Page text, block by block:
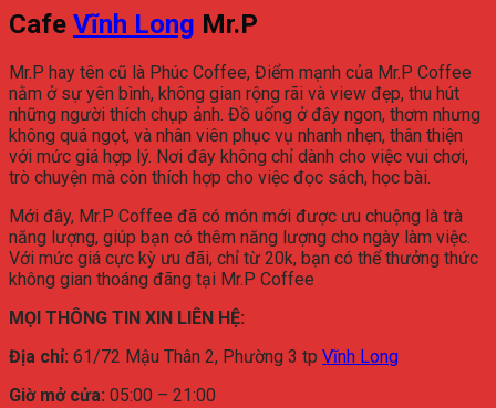
Cafe Vĩnh Long Mr.P
Mr.P hay tên cũ là Phúc Coffee, Điểm mạnh của Mr.P Coffee
nằm ở sự yên bình, không gian rộng rãi và view đẹp, thu hút
những người thích chụp ảnh. Đồ uống ở đây ngon, thơm nhưng
không quá ngọt, và nhân viên phục vụ nhanh nhẹn, thân thiện
với mức giá hợp lý. Nơi đây không chỉ dành cho việc vui chơi,
trò chuyện mà còn thích hợp cho việc đọc sách, học bài.
Mới đây, Mr.P Coffee đã có món mới được ưu chuộng là trà
năng lượng, giúp bạn có thêm năng lượng cho ngày làm việc.
Với mức giá cực kỳ ưu đãi, chỉ từ 20k, bạn có thể thưởng thức
không gian thoáng đãng tại Mr.P Coffee
MỌI THÔNG TIN XIN LIÊN HỆ:
Địa chỉ: 61/72 Mậu Thân 2, Phường 3 tp Vĩnh Long
Giờ mở cửa: 05:00 – 21:00